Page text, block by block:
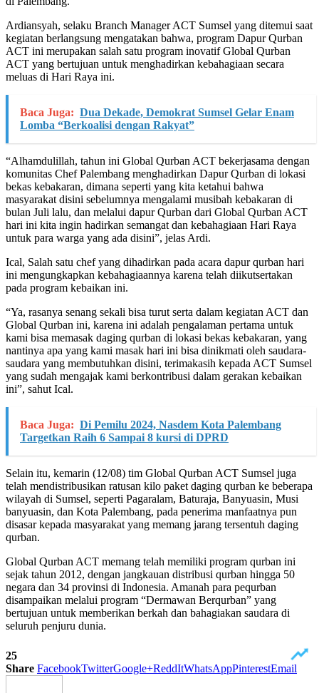
Ardiansyah, selaku Branch Manager ACT Sumsel yang ditemui saat
kegiatan berlangsung mengatakan bahwa, program Dapur Qurban
ACT ini merupakan salah satu program inovatif Global Qurban
ACT yang bertujuan untuk menghadirkan kebahagiaan secara
meluas di Hari Raya ini.
Baca Juga: Dua Dekade, Demokrat Sumsel Gelar Enam
Lomba “Berkoalisi dengan Rakyat”
“Alhamdulillah, tahun ini Global Qurban ACT bekerjasama dengan
komunitas Chef Palembang menghadirkan Dapur Qurban di lokasi
bekas kebakaran, dimana seperti yang kita ketahui bahwa
masyarakat disini sebelumnya mengalami musibah kebakaran di
bulan Juli lalu, dan melalui dapur Qurban dari Global Qurban ACT
hari ini kita ingin hadirkan semangat dan kebahagiaan Hari Raya
untuk para warga yang ada disini”, jelas Ardi.
Ical, Salah satu chef yang dihadirkan pada acara dapur qurban hari
ini mengungkapkan kebahagiaannya karena telah diikutsertakan
pada program kebaikan ini.
“Ya, rasanya senang sekali bisa turut serta dalam kegiatan ACT dan
Global Qurban ini, karena ini adalah pengalaman pertama untuk
kami bisa memasak daging qurban di lokasi bekas kebakaran, yang
nantinya apa yang kami masak hari ini bisa dinikmati oleh saudara-
saudara yang membutuhkan disini, terimakasih kepada ACT Sumsel
yang sudah mengajak kami berkontribusi dalam gerakan kebaikan
ini”, sahut Ical.
Baca Juga: Di Pemilu 2024, Nasdem Kota Palembang
Targetkan Raih 6 Sampai 8 kursi di DPRD
Selain itu, kemarin (12/08) tim Global Qurban ACT Sumsel juga
telah mendistribusikan ratusan kilo paket daging qurban ke beberapa
wilayah di Sumsel, seperti Pagaralam, Baturaja, Banyuasin, Musi
banyuasin, dan Kota Palembang, pada penerima manfaatnya pun
disasar kepada masyarakat yang memang jarang tersentuh daging
qurban.
Global Qurban ACT memang telah memiliki program qurban ini
sejak tahun 2012, dengan jangkauan distribusi qurban hingga 50
negara dan 34 provinsi di Indonesia. Amanah para pequrban
disampaikan melalui program “Dermawan Berqurban” yang
bertujuan untuk memberikan berkah dan bahagiakan saudara di
seluruh penjuru dunia.
25
Share FacebookTwitterGoogle+ReddItWhatsAppPinterestEmail